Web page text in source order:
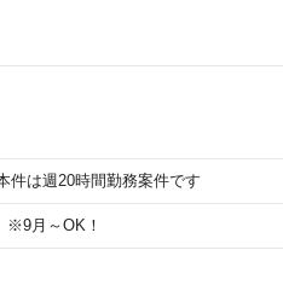
は週20時間勤務案件です
月～OK！